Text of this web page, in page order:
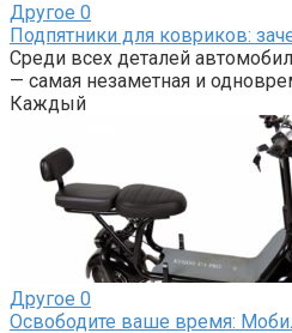
Другое 0
Подпятники для ковриков:
Среди всех деталей
— самая незаметная и
Каждый
Другое 0
Освободите ваше время: